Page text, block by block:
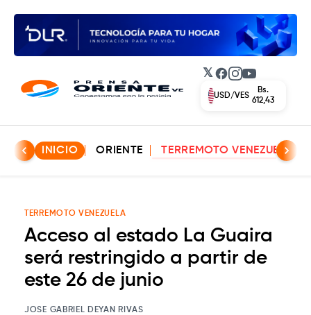
𝕏 Facebook
Instagram
YouTube
EUR/VES
Bs.
702,42
INICIO ORIENTE TERREMOTO VENEZUELA
TERREMOTO VENEZUELA
Acceso al estado La Guaira
será restringido a partir de
este 26 de junio
JOSE GABRIEL DEYAN RIVAS